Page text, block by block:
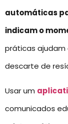
automáticas
indicam o
práticas ajudam
descarte de
Usar um
comunicados